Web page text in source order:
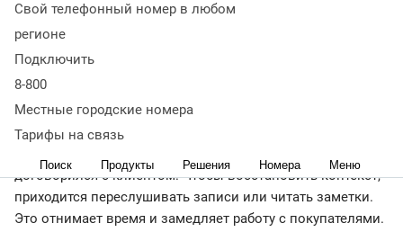
Свой телефонный номер в любом
регионе
Подключить
8-800
Местные городские номера
Тарифы на связь
Поиск Продукты Решения Номера Меню
экономить время на рутине и улучшить качество
обслуживания.
Руководители отделов продаж регулярно сталкиваются с
одной проблемой. Менеджер проводит десятки звонков
договорился с клиентом. Чтобы восстановить контекст,
приходится переслушивать записи или читать заметки.
Это отнимает время и замедляет работу с покупателями.